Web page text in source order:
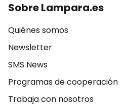
Sobre Lampara.es
Quiénes somos
Newsletter
SMS News
Programas de cooperación
Trabaja con nosotros